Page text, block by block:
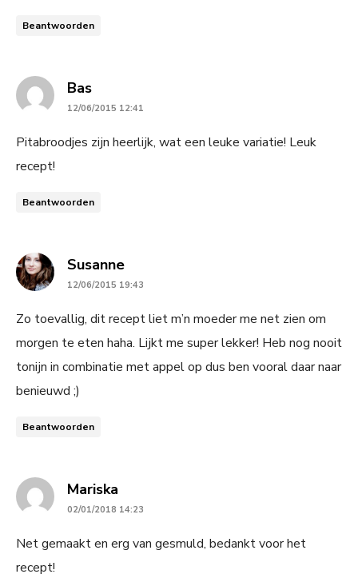
Beantwoorden
Bassays:
12/06/2015 12:41
Pitabroodjes zijn heerlijk, wat een leuke variatie! Leuk
recept!
Beantwoorden
Susannesays:
12/06/2015 19:43
Zo toevallig, dit recept liet m’n moeder me net zien om
morgen te eten haha. Lijkt me super lekker! Heb nog nooit
tonijn in combinatie met appel op dus ben vooral daar naar
benieuwd ;)
Beantwoorden
Mariska
02/01/2018 14:23
Net gemaakt en erg van gesmuld, bedankt voor het
recept!